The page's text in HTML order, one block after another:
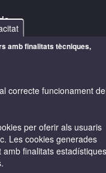
amb finalitats tècniques,
correcte funcionament
per oferir als usuaris
Les cookies generades
amb finalitats estadístiques